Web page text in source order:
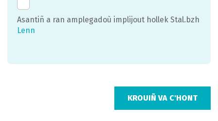
Asantiñ a ran amplegadoù implijout hollek Stal.bzh
Lenn